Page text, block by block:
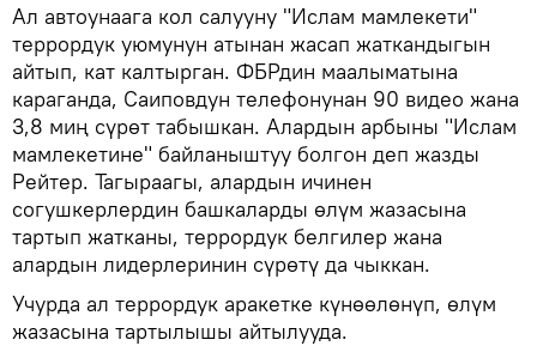
Ал автоунаага кол салууну "Ислам мамлекети"
террордук уюмунун атынан жасап жаткандыгын
айтып, кат калтырган. ФБРдин маалыматына
караганда, Саиповдун телефонунан 90 видео жана
3,8 миң сүрөт табышкан. Алардын арбыны "Ислам
мамлекетине" байланыштуу болгон деп жазды
Рейтер. Тагыраагы, алардын ичинен
согушкерлердин башкаларды өлүм жазасына
тартып жатканы, террордук белгилер жана
алардын лидерлеринин сүрөтү да чыккан.
Учурда ал террордук аракетке күнөөлөнүп, өлүм
жазасына тартылышы айтылууда.